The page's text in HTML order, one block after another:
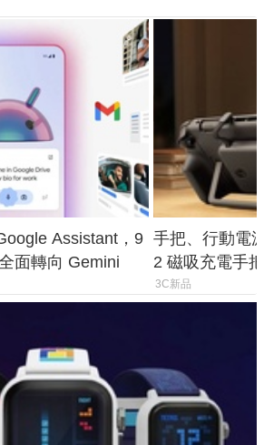
Assistant，9
面轉向 Gemini
手把、行動電
2 磁吸充電手
倍
3C新品